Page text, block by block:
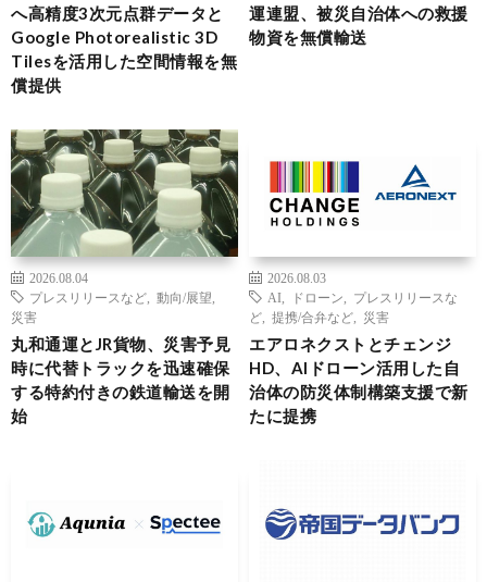
へ高精度3次元点群データと
Google Photorealistic 3D
Tilesを活用した空間情報を無
償提供
運連盟、被災自治体への救援
物資を無償輸送
2026.08.04
プレスリリースなど
動向/展望
災害
丸和通運とJR貨物、災害予見
時に代替トラックを迅速確保
する特約付きの鉄道輸送を開
始
2026.08.03
AI
ドローン
プレスリリースな
ど
提携/合弁など 災害
エアロネクストとチェンジ
HD、AIドローン活用した自
治体の防災体制構築支援で新
たに提携